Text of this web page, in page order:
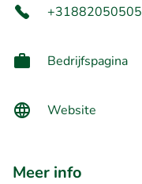
+31882050505
Bedrijfspagina
Website
Meer info